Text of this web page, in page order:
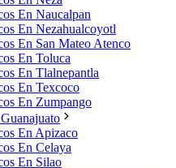
En Naucalpan
En Nezahualcoyotl
En San Mateo Atenco
En Toluca
En Tlalnepantla
En Texcoco
En Zumpango
En Apizaco
En Celaya
En Silao